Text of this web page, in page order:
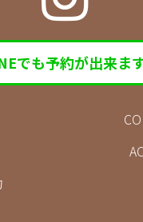
でも予約が出来ま